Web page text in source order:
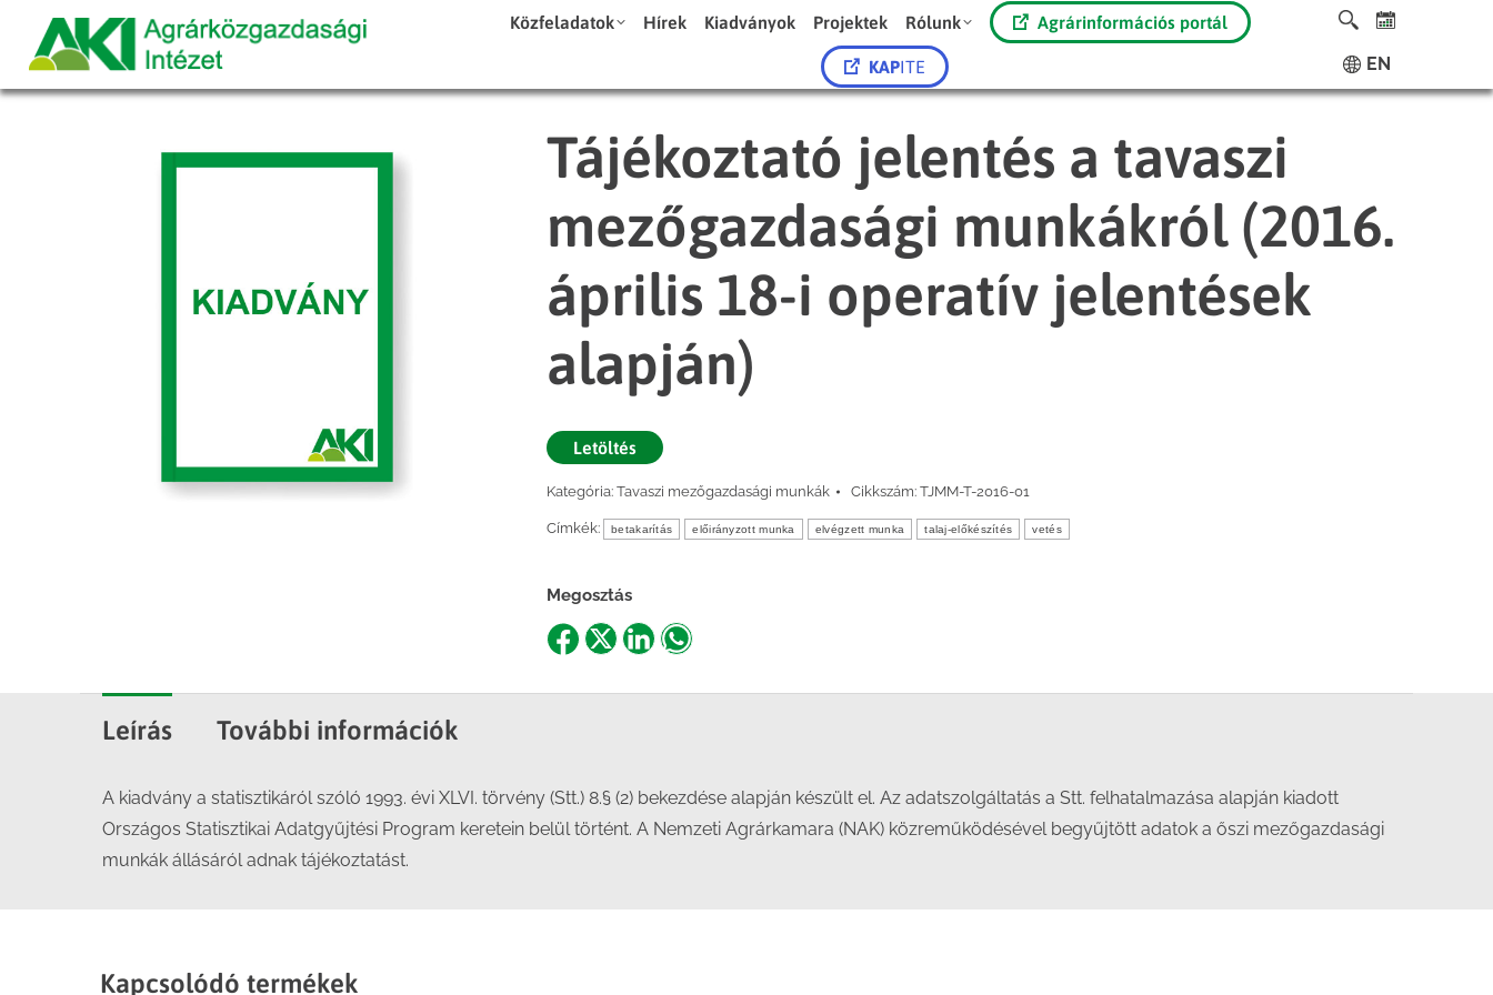
Közfeladatok Hírek Kiadványok Projektek Rólunk Agrárinformációs portál
KAPITE EN
Tájékoztató jelentés a tavaszi
mezőgazdasági munkákról (2016.
április 18-i operatív jelentések
alapján)
Letöltés
Kategória: Tavaszi mezőgazdasági munkák Cikkszám: TJMM-T-2016-01
Címkék: betakarítás előirányzott munka elvégzett munka talaj-előkészítés vetés
Megosztás
ShareShareShareShare
Leírás További információk
A kiadvány a statisztikáról szóló 1993. évi XLVI. törvény (Stt.) 8.§ (2) bekezdése alapján készült el. Az adatszolgáltatás a Stt. felhatalmazása alapján kiadott
Országos Statisztikai Adatgyűjtési Program keretein belül történt. A Nemzeti Agrárkamara (NAK) közreműködésével begyűjtött adatok a őszi mezőgazdasági
munkák állásáról adnak tájékoztatást.
Kapcsolódó termékek